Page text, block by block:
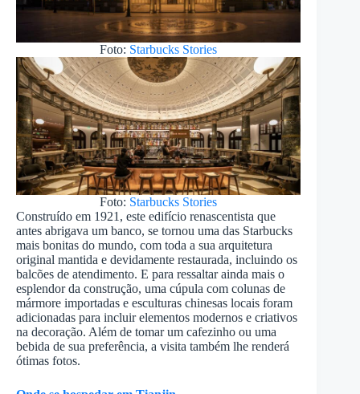
Foto: Starbucks Stories
Foto: Starbucks Stories
Construído em 1921, este edifício renascentista que
antes abrigava um banco, se tornou uma das Starbucks
mais bonitas do mundo, com toda a sua arquitetura
original mantida e devidamente restaurada, incluindo os
balcões de atendimento. E para ressaltar ainda mais o
esplendor da construção, uma cúpula com colunas de
mármore importadas e esculturas chinesas locais foram
adicionadas para incluir elementos modernos e criativos
na decoração. Além de tomar um cafezinho ou uma
bebida de sua preferência, a visita também lhe renderá
ótimas fotos.